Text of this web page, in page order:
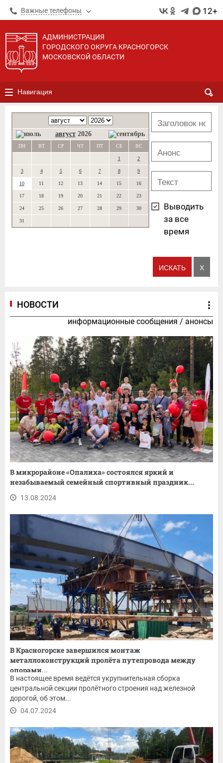
Важные телефоны 12+
АДМИНИСТРАЦИЯ
ГОРОДСКОГО ОКРУГА КРАСНОГОРСК
МОСКОВСКОЙ ОБЛАСТИ
Навигация
август 2026
ПН ВТ СР ЧТ ПТ СБ ВС
1 2
3 4 5 6 7 8 9
10 11 12 13 14 15 16
17 18 19 20 21 22 23
24 25 26 27 28 29 30
31
Выводить
за все
время
НОВОСТИ
информационные сообщения / анонсы
В микрорайоне «Опалиха» состоялся яркий и
незабываемый семейный спортивный праздник...
13.08.2024
В Красногорске завершился монтаж
металлоконструкций пролёта путепровода между
опорами...
В настоящее время ведётся укрупнительная сборка
центральной секции пролётного строения над железной
дорогой, об этом...
04.07.2024